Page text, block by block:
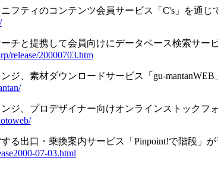
フティのコンテンツ会員サービス「C's」を通
チと提携して会員向けにデータベース検索サー
release/20000703.htm
ジ、素材ダウンロードサービス「gu-
ジ、プロデザイナー向けオンラインストックフ
る出口・乗換案内サービス「Pinpoint!で階段」
07-03.html